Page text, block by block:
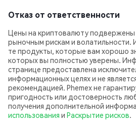
Отказ от ответственности
Цены на криптовалюту подвержены
рыночным рискам и волатильности.
те продукты, которые вам хорошо
которых вы полностью уверены.
странице предоставлена
информационных целях и не
рекомендацией. Phemex не
пригодность или достоверность
получения дополнительной
использования и Раскрытие рисков.